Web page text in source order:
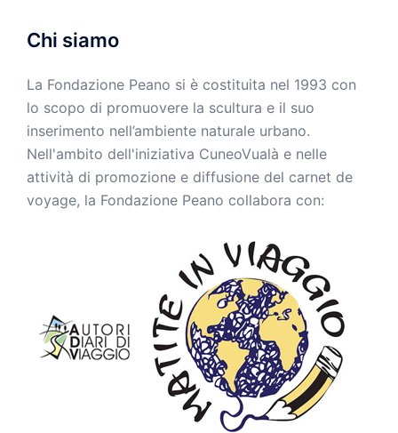
Chi siamo
La Fondazione Peano si è costituita nel 1993 con
lo scopo di promuovere la scultura e il suo
inserimento nell’ambiente naturale urbano.
Nell'ambito dell'iniziativa CuneoVualà e nelle
attività di promozione e diffusione del carnet de
voyage, la Fondazione Peano collabora con: